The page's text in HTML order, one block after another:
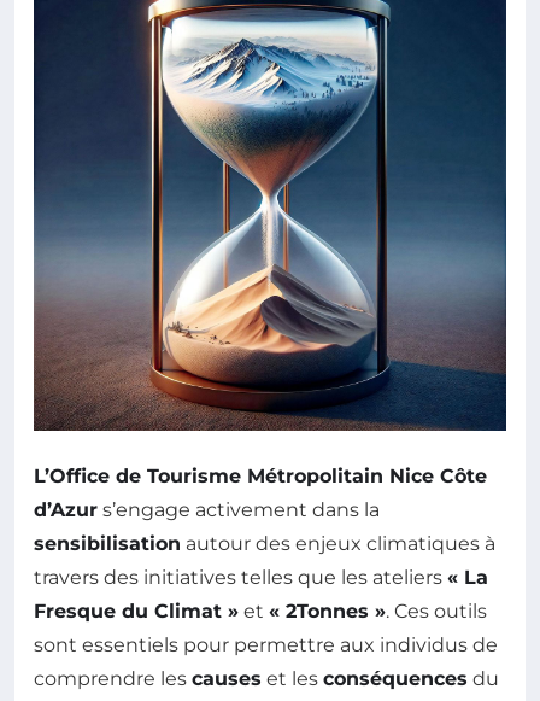
L’Office de Tourisme Métropolitain Nice Côte
d’Azur s’engage activement dans la
sensibilisation autour des enjeux climatiques à
travers des initiatives telles que les ateliers « La
Fresque du Climat » et « 2Tonnes ». Ces outils
sont essentiels pour permettre aux individus de
comprendre les causes et les conséquences du